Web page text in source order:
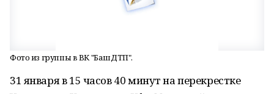
Фото из группы в ВК "БашДТП".
31 января в 15 часов 40 минут на перекрестке